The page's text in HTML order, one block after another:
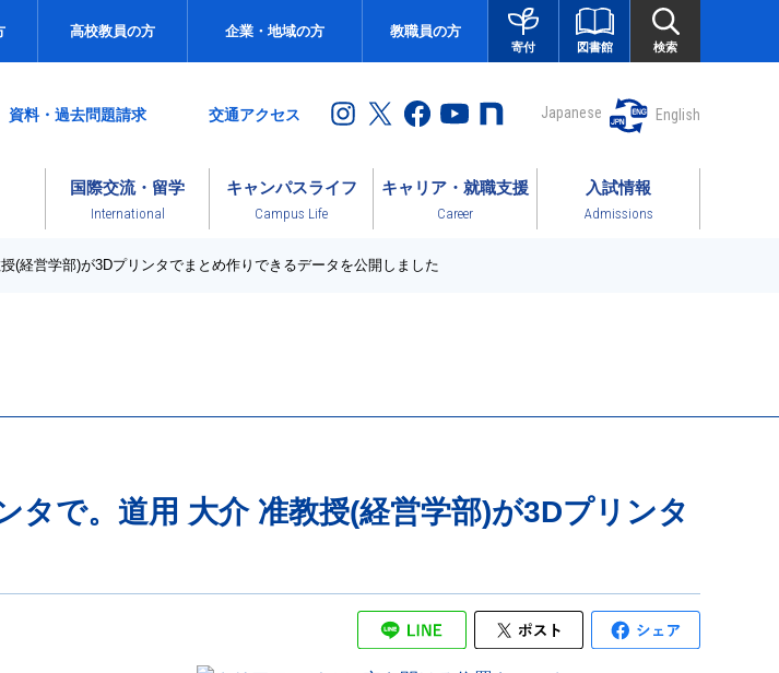
高校教員の方 企業・地域の方 教職員の方
寄付 図書館 検索
資料・過去問題請求 交通アクセス Japanese English
国際交流・留学
International
キャンパスライフ
Campus Life
キャリア・就職支援
Career
入試情報
Admissions
(経営学部)が3Dプリンタでまとめ作りできるデータを公開しました
で。道用 大介 准教授(経営学部)が3Dプリンタ